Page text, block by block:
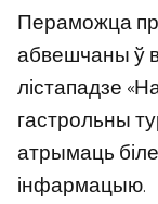
Пераможца
абвешчаны ў
лістападзе
гастрольны
атрымаць
інфармацыю.